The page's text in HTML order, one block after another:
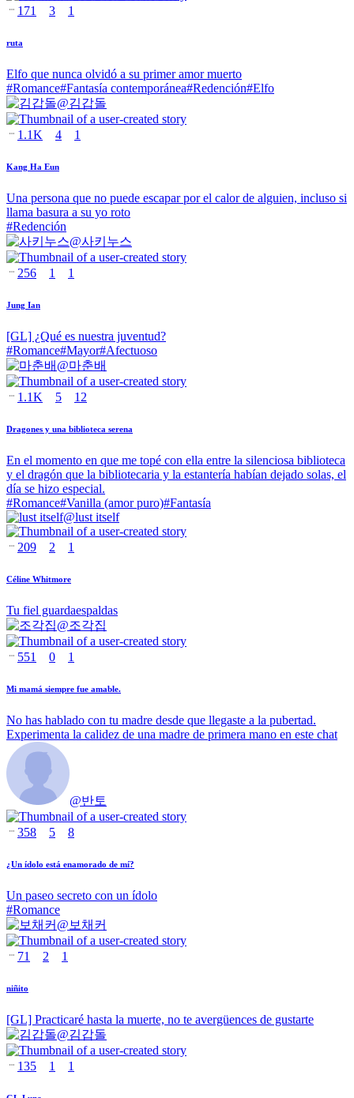
171 3 1
ruta
Elfo que nunca olvidó a su primer amor muerto
#Romance#Fantasía contemporánea#Redención#Elfo
@김갑돌
1.1K 4 1
Kang Ha Eun
Una persona que no puede escapar por el calor de alguien, incluso si
llama basura a su yo roto
#Redención
@사키누스
256 1 1
Jung Ian
[GL] ¿Qué es nuestra juventud?
#Romance#Mayor#Afectuoso
@마춘배
1.1K 5 12
Dragones y una biblioteca serena
En el momento en que me topé con ella entre la silenciosa biblioteca
y el dragón que la bibliotecaria y la estantería habían dejado solas, el
día se hizo especial.
#Romance#Vanilla (amor puro)#Fantasía
@lust itself
209 2 1
Céline Whitmore
Tu fiel guardaespaldas
@조각집
551 0 1
Mi mamá siempre fue amable.
No has hablado con tu madre desde que llegaste a la pubertad.
Experimenta la calidez de una madre de primera mano en este chat
@반토
358 5 8
¿Un ídolo está enamorado de mí?
Un paseo secreto con un ídolo
#Romance
@ 보채커
71 2 1
niñito
[GL] Practicaré hasta la muerte, no te avergüences de gustarte
@김갑돌
135 1 1